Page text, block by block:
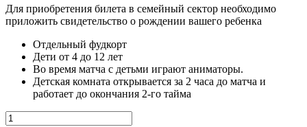
Для приобретения билета в семейный сектор необходимо
приложить свидетельство о рождении вашего ребенка
Отдельный фудкорт
Дети от 4 до 12 лет
Во время матча с детьми играют аниматоры.
Детская комната открывается за 2 часа до матча и
работает до окончания 2-го тайма